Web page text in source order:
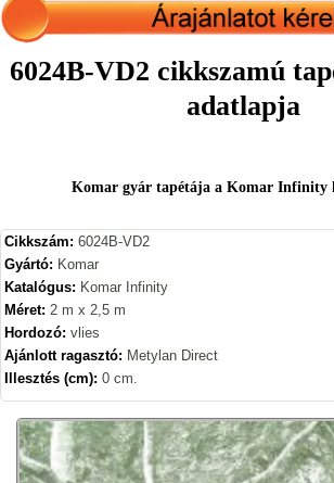
6024B-VD2 cikkszamú
adatlapja
Komar gyár tapétája a Komar Infinity
Cikkszám: 6024B-VD2
Gyártó: Komar
Katalógus: Komar Infinity
Méret: 2 m x 2,5 m
Hordozó: vlies
Ajánlott ragasztó: Metylan Direct
Illesztés (cm): 0 cm.